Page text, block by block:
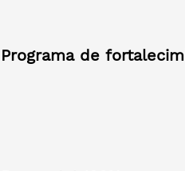
Programa de